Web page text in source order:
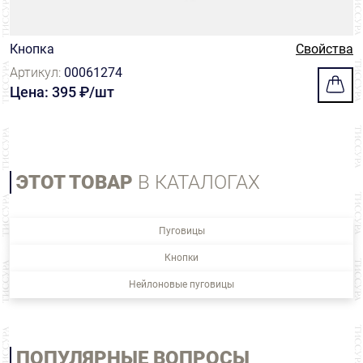
Кнопка
Свойства
Артикул: 00061274
Цена: 395 ₽/шт
ЭТОТ ТОВАР В КАТАЛОГАХ
Пуговицы
Кнопки
Нейлоновые пуговицы